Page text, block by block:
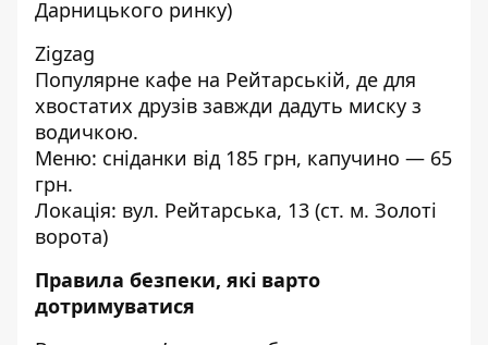
Дарницького ринку)
Zigzag
Популярне кафе на Рейтарській, де для
хвостатих друзів завжди дадуть миску з
водичкою.
Меню: сніданки від 185 грн, капучино — 65
грн.
Локація: вул. Рейтарська, 13 (ст. м. Золоті
ворота)
Правила безпеки, які варто
дотримуватися